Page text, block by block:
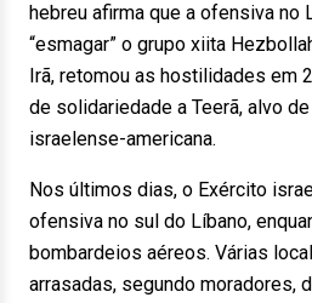
hebreu afirma que a ofensiva no
“esmagar” o grupo xiita
Irã, retomou as hostilidades em
de solidariedade a Teerã, alvo
israelense-americana.
Nos últimos dias, o Exército
ofensiva no sul do Líbano,
bombardeios aéreos. Várias
arrasadas, segundo moradores,